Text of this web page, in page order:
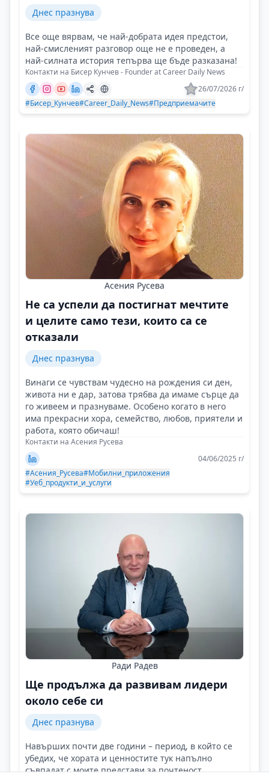
Днес празнува
Все още вярвам, че най-добрата идея предстои,
най-смисленият разговор още не е проведен, а
най-силната история тепърва ще бъде разказана!
Контакти на Бисер Кунчев - Founder at Career Daily News
26/07/2026 г/
#Бисер_Кунчев#Career_Daily_News#Предприемачите
Асения Русева
Не са успели да постигнат мечтите
и целите само тези, които са се
отказали
Днес празнува
Винаги се чувствам чудесно на рождения си ден,
живота ни е дар, затова трябва да имаме сърце да
го живеем и празнуваме. Особено когато в него
има прекрасни хора, семейство, любов, приятели и
работа, която обичаш!
Контакти на Асения Русева
04/06/2025 г/
#Асения_Русева#Мобилни_приложения
#Уеб_продукти_и_услуги
Ради Радев
Ще продължа да развивам лидери
около себе си
Днес празнува
Навърших почти две години – период, в който се
убедих, че хората и ценностите тук напълно
съвпадат с моите представи за почтеност,